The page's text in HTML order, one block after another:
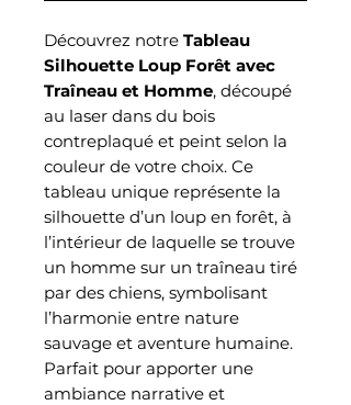
Découvrez notre Tableau
Silhouette Loup Forêt avec
Traîneau et Homme, découpé
au laser dans du bois
contreplaqué et peint selon la
couleur de votre choix. Ce
tableau unique représente la
silhouette d’un loup en forêt, à
l’intérieur de laquelle se trouve
un homme sur un traîneau tiré
par des chiens, symbolisant
l’harmonie entre nature
sauvage et aventure humaine.
Parfait pour apporter une
ambiance narrative et